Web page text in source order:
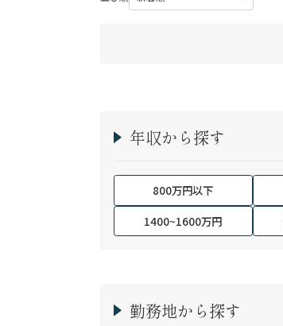
年収から探す
800万円以下
1400~1600万円
勤務地から探す